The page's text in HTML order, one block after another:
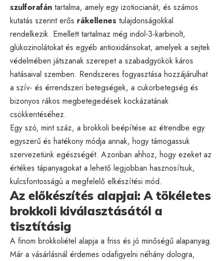
szulforafán tartalma, amely egy izotiocianát, és számos
kutatás szerint erős rákellenes tulajdonságokkal
rendelkezik. Emellett tartalmaz még indol-3-karbinolt,
glükozinolátokat és egyéb antioxidánsokat, amelyek a sejtek
védelmében játszanak szerepet a szabadgyökök káros
hatásaival szemben. Rendszeres fogyasztása hozzájárulhat
a szív- és érrendszeri betegségek, a cukorbetegség és
bizonyos rákos megbetegedések kockázatának
csökkentéséhez.
Egy szó, mint száz, a brokkoli beépítése az étrendbe egy
egyszerű és hatékony módja annak, hogy támogassuk
szervezetünk egészségét. Azonban ahhoz, hogy ezeket az
értékes tápanyagokat a lehető legjobban hasznosítsuk,
kulcsfontosságú a megfelelő elkészítési mód.
Az előkészítés alapjai: A tökéletes
brokkoli kiválasztásától a
tisztításig
A finom brokkoliétel alapja a friss és jó minőségű alapanyag.
Már a vásárlásnál érdemes odafigyelni néhány dologra,